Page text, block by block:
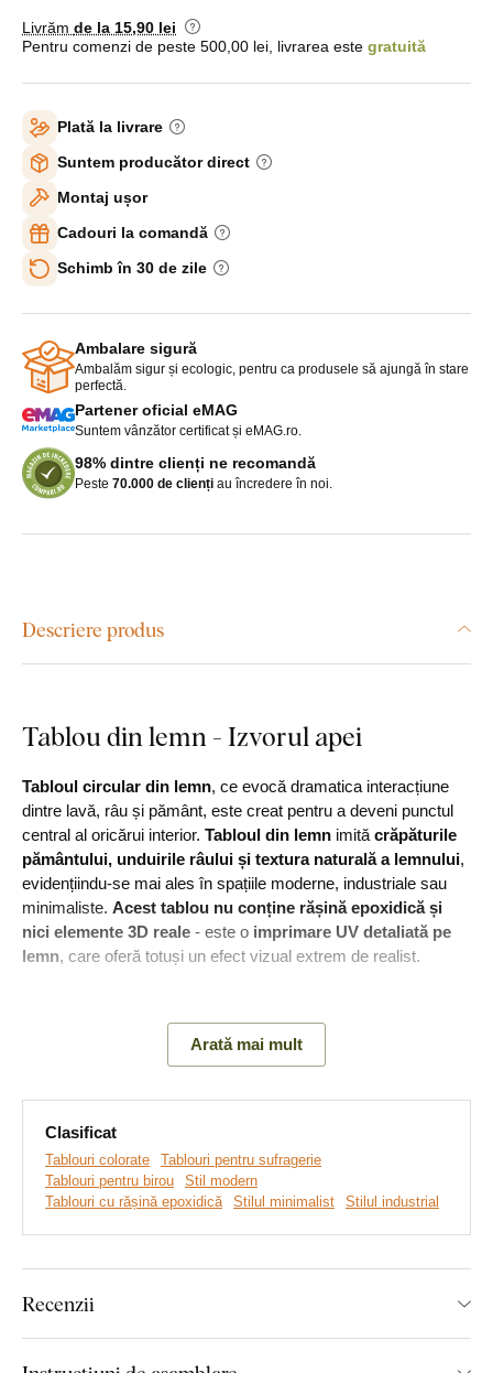
Livrăm de la 15,90 lei
Pentru comenzi de peste 500,00 lei, livrarea este gratuită
Plată la livrare
Suntem producător direct
Montaj ușor
Cadouri la comandă
Schimb în 30 de zile
Ambalare sigură
Ambalăm sigur și ecologic, pentru ca produsele să ajungă în stare
perfectă.
Partener oficial eMAG
Suntem vânzător certificat și eMAG.ro.
98% dintre clienți ne recomandă
Peste 70.000 de clienți au încredere în noi.
Descriere produs
Tablou din lemn - Izvorul apei
Tabloul circular din lemn, ce evocă dramatica interacțiune
dintre lavă, râu și pământ, este creat pentru a deveni punctul
central al oricărui interior. Tabloul din lemn imită crăpăturile
pământului, unduirile râului și textura naturală a lemnului,
evidențiindu-se mai ales în spațiile moderne, industriale sau
minimaliste. Acest tablou nu conține rășină epoxidică și
nici elemente 3D reale - este o imprimare UV detaliată pe
lemn, care oferă totuși un efect vizual extrem de realist.
pot transforma chiar și ceea ce pare de neclintit.
Arată mai mult
Clasificat
Tablouri colorate
Tablouri pentru sufragerie
Tablouri pentru birou
Stil modern
Tablouri cu rășină epoxidică
Stilul minimalist Stilul industrial
Recenzii